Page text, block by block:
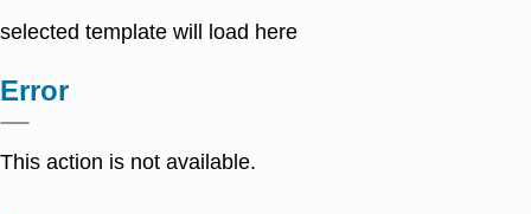
selected template will load here
Error
This action is not available.